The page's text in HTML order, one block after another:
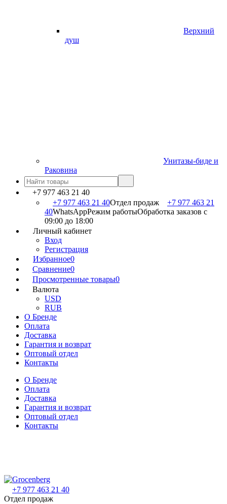
Верхний
душ
Унитазы-биде и
Раковина
+7 977 463 21 40
+7 977 463 21 40Отдел продаж
+7 977 463 21
40WhatsAppРежим работыОбработка заказов с
09:00 до 18:00
Личный кабинет
Вход
Регистрация
Избранное0
Сравнение0
Просмотренные товары0
Валюта
USD
RUB
О Бренде
Оплата
Доставка
Гарантия и возврат
Оптовый отдел
Контакты
О Бренде
Оплата
Доставка
Гарантия и возврат
Оптовый отдел
Контакты
+7 977 463 21 40
Отдел продаж